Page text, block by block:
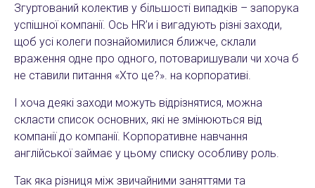
Згуртований колектив у більшості випадків – запорука
успішної компанії. Ось HR’и і вигадують різні заходи,
щоб усі колеги познайомилися ближче, склали
враження одне про одного, потоваришували чи хоча б
не ставили питання «Хто це?». на корпоративі.
І хоча деякі заходи можуть відрізнятися, можна
скласти список основних, які не змінюються від
компанії до компанії. Корпоративне навчання
англійської займає у цьому списку особливу роль.
Так яка різниця між звичайними заняттями та